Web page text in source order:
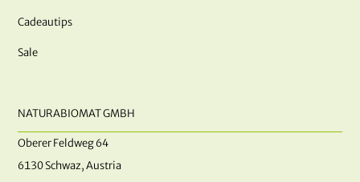
Cadeautips
Sale
NATURABIOMAT GMBH
Oberer Feldweg 64
6130 Schwaz, Austria